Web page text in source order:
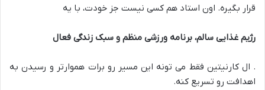
قرار بگیره. اون استاد هم کسی نیست جز خودت، با یه
رژیم غذایی سالم، برنامه ورزشی منظم و سبک زندگی فعال
. ال کارنیتین فقط می تونه این مسیر رو برات هموارتر و رسیدن به
اهدافت رو تسریع کنه.